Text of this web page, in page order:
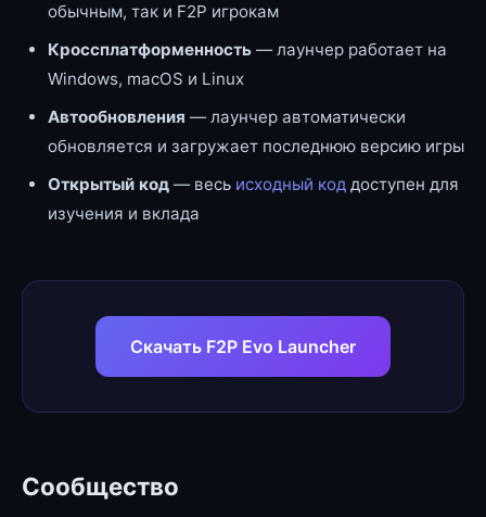
обычным, так и F2P игрокам
Кроссплатформенность — лаунчер работает на
Windows, macOS и Linux
Автообновления — лаунчер автоматически
обновляется и загружает последнюю версию игры
Открытый код — весь исходный код доступен для
изучения и вклада
Скачать F2P Evo Launcher
Сообщество